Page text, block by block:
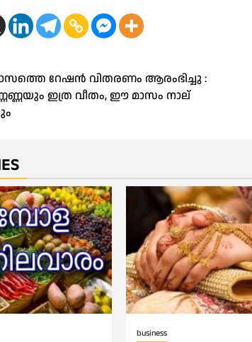
റേഷൻ വിതരണം ആരംഭിച്ചു :
ഇത്ര വീതം, ഈ മാസം നാല്
business